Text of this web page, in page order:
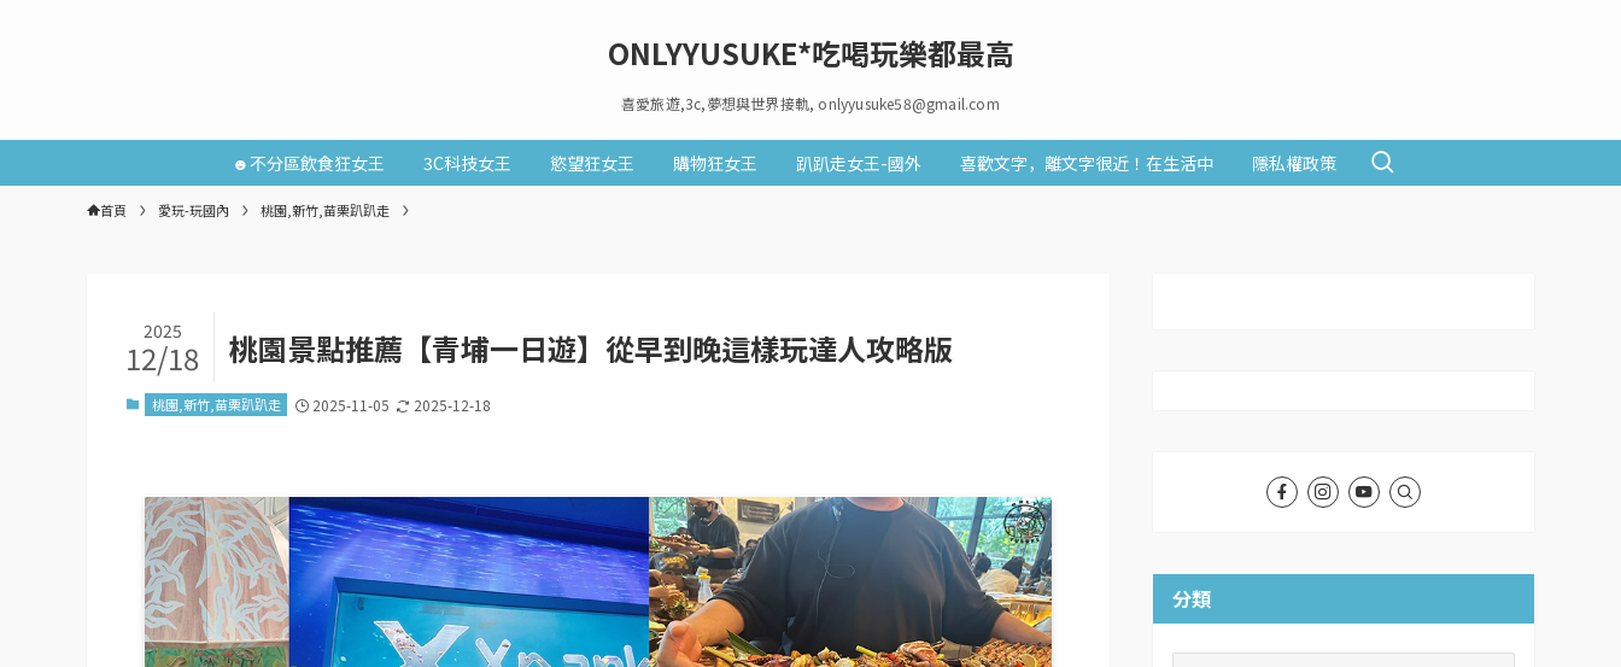
ONLYYUSUKE*吃喝玩樂都最高
喜愛旅遊,3c,夢想與世界接軌, onlyyusuke58@gmail.com
☻不分區飲食狂女王 3C科技女王 慾望狂女王 購物狂女王 趴趴走女王-國外 喜歡文字，離文字很近！在生活中 隱私權政策
首頁 愛玩-玩國內 桃園,新竹,苗栗趴趴走
桃園景點推薦【青埔一日遊】從早到晚這樣玩達人攻略版
2025
12/18
桃園,新竹,苗栗趴趴走 2025-11-05 2025-12-18
分類